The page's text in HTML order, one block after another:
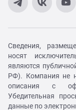
Сведения,
носят
являются
РФ). Компания не
описания с
Убедительная
данные по